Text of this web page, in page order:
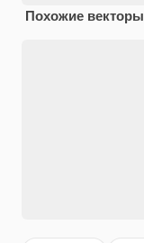
Похожие векторы